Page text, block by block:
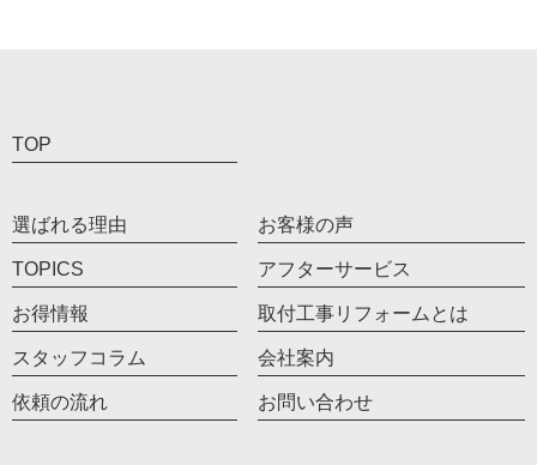
TOP
選ばれる理由
TOPICS
お得情報
スタッフコラム
依頼の流れ
お客様の声
アフターサービス
取付工事リフォームとは
会社案内
お問い合わせ